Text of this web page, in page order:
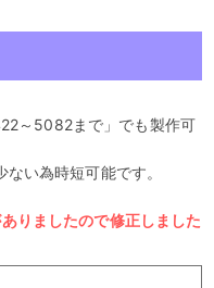
～5082まで」でも製作可
い為時短可能です。
ましたので修正しました